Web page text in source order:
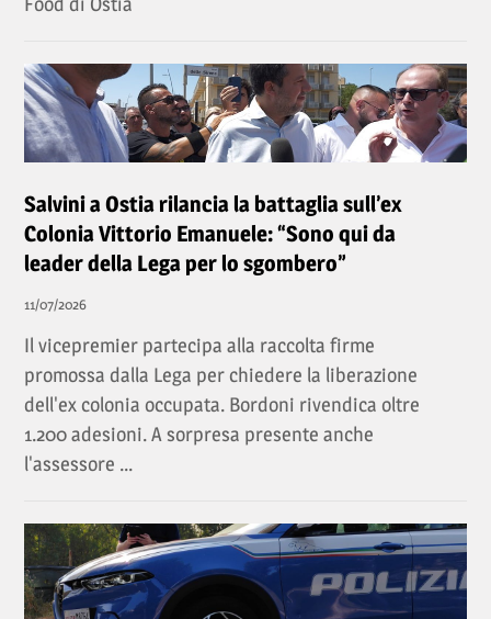
Salvini a Ostia rilancia la battaglia sull’ex
Colonia Vittorio Emanuele: “Sono qui da
leader della Lega per lo sgombero”
11/07/2026
Il vicepremier partecipa alla raccolta firme
promossa dalla Lega per chiedere la liberazione
dell'ex colonia occupata. Bordoni rivendica oltre
1.200 adesioni. A sorpresa presente anche
l'assessore ...